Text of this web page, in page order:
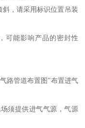
，请采用标识位置吊装
可能影响产品的密封性
路管道布置图”布置进气
须提供进气气源，气源